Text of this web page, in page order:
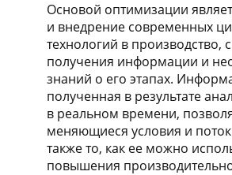
Основой оптимизации
и внедрение современных
технологий в производство,
получения информации и
знаний о его этапах.
полученная в результате
в реальном времени,
меняющиеся условия и
также то, как ее можно
повышения